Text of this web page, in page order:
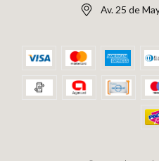
Av. 25 de